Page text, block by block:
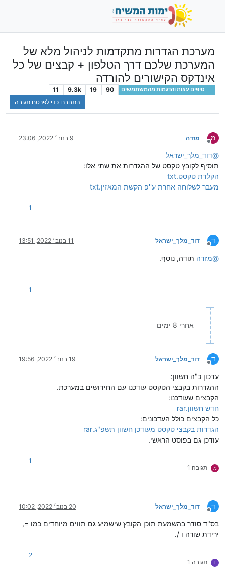
מערכת הגדרות מתקדמות לניהול מלא של
המערכת שלכם דרך הטלפון + קבצים של כל
אינדקס הקישורים להורדה
טיפים עצות והדגמות מהמשתמשים 90
19
9.3k
11
התחברו כדי לפרסם תגובה
מ
מנותק
מזדה 9 בנוב׳ 2022, 23:06
@דוד_מלך_ישראל
תוסיף לקובץ טקסט של ההגדרות את שתי אלו:
הקלדת טקסט.txt
מעבר לשלוחה אחרת ע''פ הקשת המאזין.txt
1
ד
מנותק
דוד_מלך_ישראל 11 בנוב׳ 2022, 13:51
@מזדה תודה, נוסף.
1
אחרי 8 ימים
ד
מנותק
דוד_מלך_ישראל 19 בנוב׳ 2022, 19:56
עדכון כ"ה חשוון:
ההגדרות בקבצי הטקסט עודכנו עם החידושים במערכת.
הקבצים שעודכנו:
חדש חשוון.rar
כל הקבצים כולל העדכונים:
הגדרות בקבצי טקסט מעודכן חשוון תשפ"ג.rar
עודכן גם בפוסט הראשי.
מ תגובה 1
1
ד
מנותק
דוד_מלך_ישראל 20 בנוב׳ 2022, 10:02
בס"ד סודר בהשמעת תוכן הקובץ שישמיע גם תווים מיוחדים כמו =,
ירידת שורה ו /.
I תגובה 1
2